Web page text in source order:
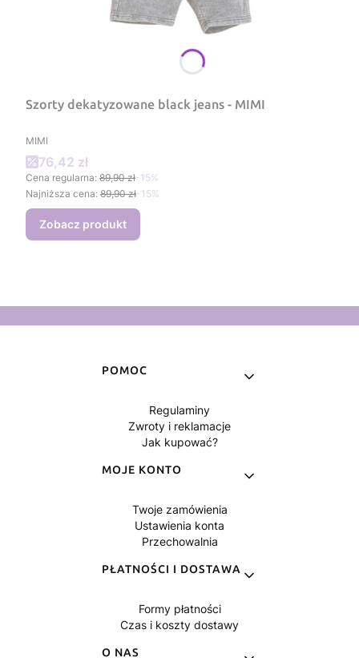
Szorty dekatyzowane black jeans - MIMI
PRODUCENT
MIMI
Cena promocyjna
76,42 zł
Cena regularna: 89,90 zł-15%
Najniższa cena: 89,90 zł-15%
Zobacz produkt
Linki w stopce
POMOC
Regulaminy
Zwroty i reklamacje
Jak kupować?
MOJE KONTO
Twoje zamówienia
Ustawienia konta
Przechowalnia
PŁATNOŚCI I DOSTAWA
Formy płatności
Czas i koszty dostawy
O NAS